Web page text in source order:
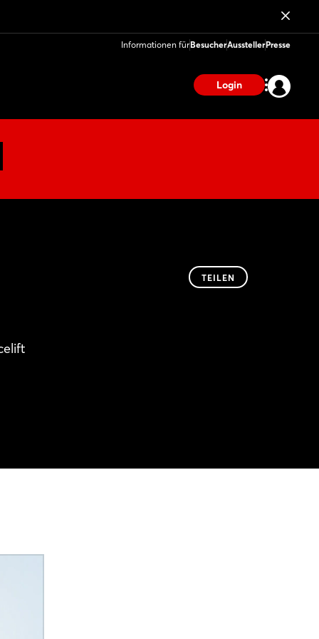
Informationen fürBesucherAusstellerPresse
Login
TEILEN